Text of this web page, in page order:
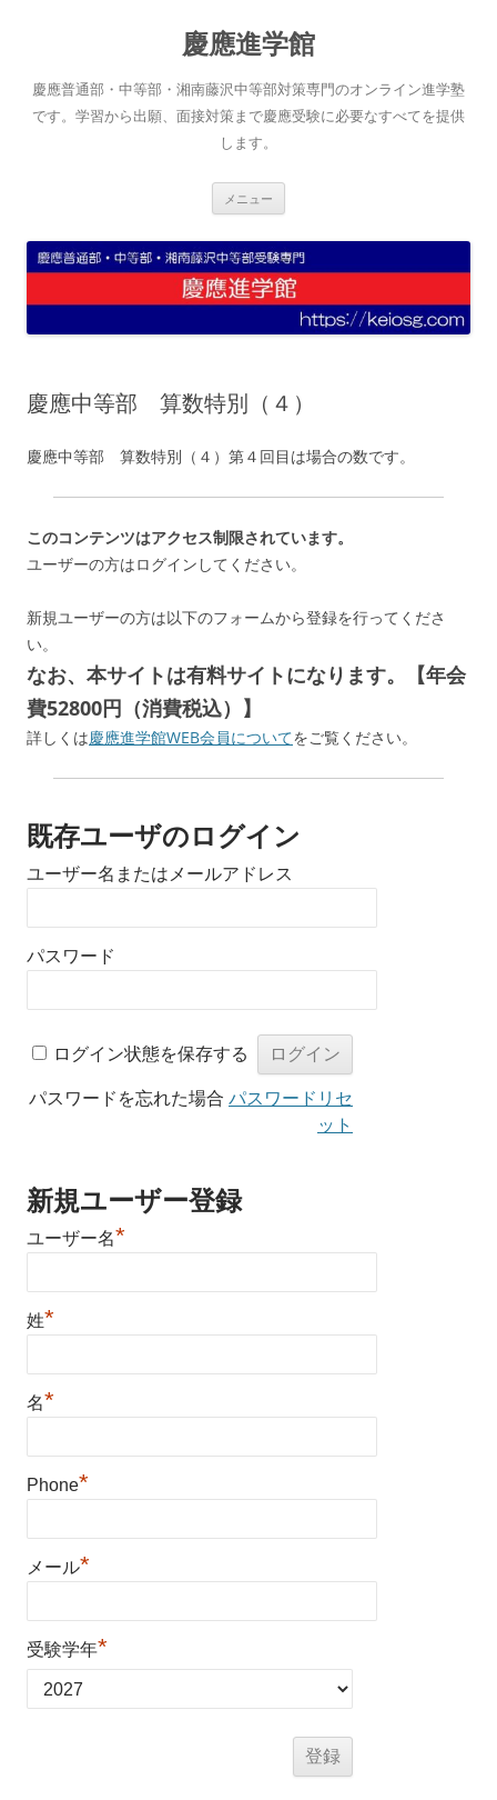
へ
ス
キ
慶應進学館
慶應普通部・中等部・湘南藤沢中等部対策専門のオンライン進学塾
です。学習から出願、面接対策まで慶應受験に必要なすべてを提供
します。
メニュー
慶應中等部 算数特別（４）
慶應中等部 算数特別（４）第４回目は場合の数です。
このコンテンツはアクセス制限されています。
ユーザーの方はログインしてください。
新規ユーザーの方は以下のフォームから登録を行ってくださ
い。
なお、本サイトは有料サイトになります。【年会
費52800円（消費税込）】
詳しくは慶應進学館WEB会員についてをご覧ください。
既存ユーザのログイン
ユーザー名またはメールアドレス
パスワード
ログイン状態を保存する
パスワードを忘れた場合 パスワードリセ
ット
新規ユーザー登録
ユーザー名*
姓*
名*
Phone*
メール*
受験学年*